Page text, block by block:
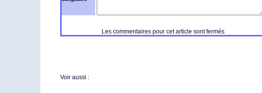
Les commentaires pour cet article sont fermés
Voir aussi :